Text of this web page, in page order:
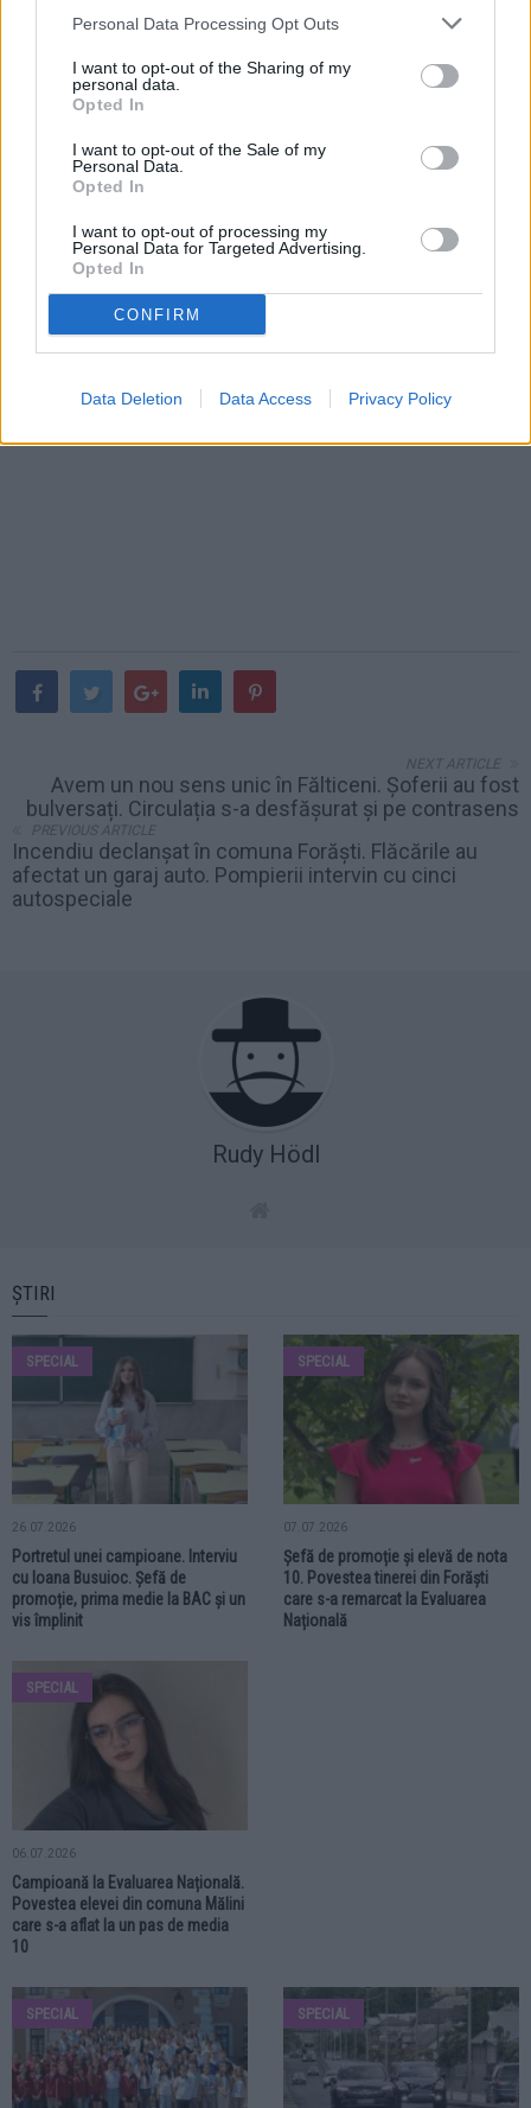
Personal Data Processing Opt Outs
I want to opt-out of the Sharing of my
personal data.
Opted In
I want to opt-out of the Sale of my
Personal Data.
Opted In
I want to opt-out of processing my
Personal Data for Targeted Advertising.
Opted In
CONFIRM
Data Deletion Data Access Privacy Policy
NEXT ARTICLE
Avem un nou sens unic în Fălticeni. Șoferii au fost
bulversați. Circulația s-a desfășurat și pe contrasens
PREVIOUS ARTICLE
Incendiu declanșat în comuna Forăști. Flăcările au
afectat un garaj auto. Pompierii intervin cu cinci
autospeciale
Rudy Hödl
ȘTIRI
SPECIAL
26.07.2026
Portretul unei campioane. Interviu
cu Ioana Busuioc. Șefă de
promoție, prima medie la BAC și un
vis împlinit
SPECIAL
07.07.2026
Șefă de promoție și elevă de nota
10. Povestea tinerei din Forăști
care s-a remarcat la Evaluarea
Națională
SPECIAL
06.07.2026
Campioană la Evaluarea Națională.
Povestea elevei din comuna Mălini
care s-a aflat la un pas de media
10
SPECIAL SPECIAL